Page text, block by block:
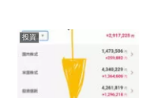
投資